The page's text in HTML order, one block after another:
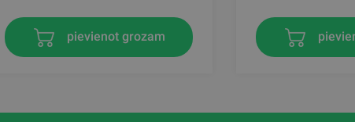
pievienot grozam